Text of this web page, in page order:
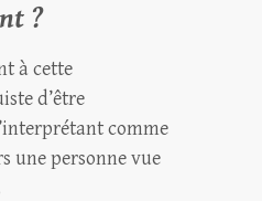
?
à cette
d’être
comme
une personne vue